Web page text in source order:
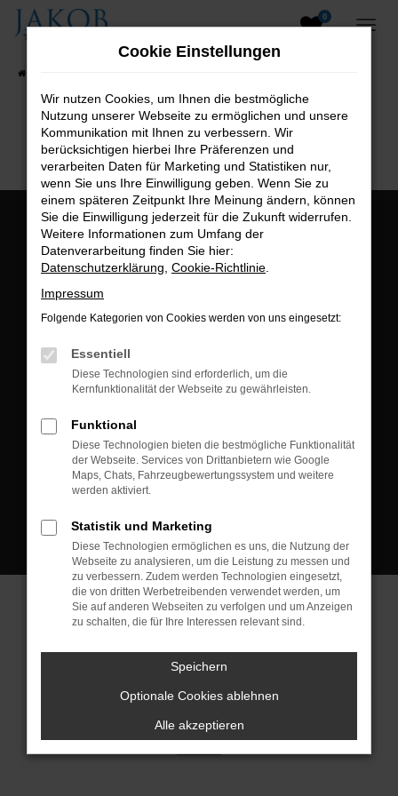
Zum
0
B2B-Shop
Öffnungszeiten:
Montag bis Freitag:
Postadresse:
Kontakt:
Tel.: +49 3745 760 90 20
Fax: +49 3745 760 90 21
Mail: fj@jakob-trading.com
Cookie Einstellungen
© 2026 Jakob Trading GmbH | Neustädter Straße 1 | DE-08223
Neustadt/Vogtland | fj@jakob-trading.com | Webdesign by audaris.de
Cookie Einstellungen
Wir nutzen Cookies, um Ihnen die bestmögliche
Nutzung unserer Webseite zu ermöglichen und unsere
Kommunikation mit Ihnen zu verbessern. Wir
berücksichtigen hierbei Ihre Präferenzen und
verarbeiten Daten für Marketing und Statistiken nur,
wenn Sie uns Ihre Einwilligung geben. Wenn Sie zu
einem späteren Zeitpunkt Ihre Meinung ändern, können
Sie die Einwilligung jederzeit für die Zukunft widerrufen.
Weitere Informationen zum Umfang der
Datenverarbeitung finden Sie hier:
Datenschutzerklärung Cookie-Richtlinie
Impressum
Folgende Kategorien von Cookies werden von uns eingesetzt:
Essentiell
Diese Technologien sind erforderlich, um die
Kernfunktionalität der Webseite zu gewährleisten.
Funktional
Diese Technologien bieten die bestmögliche Funktionalität
der Webseite. Services von Drittanbietern wie Google
Maps, Chats, Fahrzeugbewertungssystem und weitere
werden aktiviert.
Statistik und Marketing
Diese Technologien ermöglichen es uns, die Nutzung der
Webseite zu analysieren, um die Leistung zu messen und
zu verbessern. Zudem werden Technologien eingesetzt,
die von dritten Werbetreibenden verwendet werden, um
Sie auf anderen Webseiten zu verfolgen und um Anzeigen
zu schalten, die für Ihre Interessen relevant sind.
Speichern
Optionale Cookies ablehnen
Alle akzeptieren